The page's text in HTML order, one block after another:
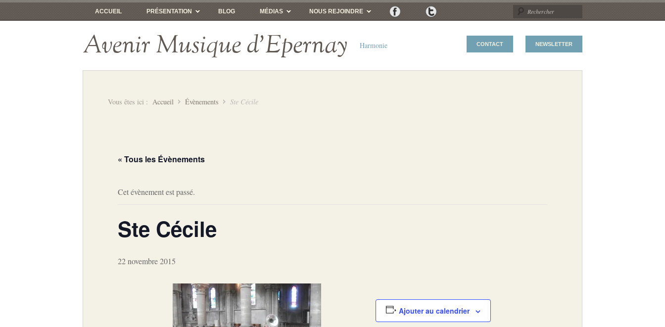
ACCUEIL PRÉSENTATION BLOG MÉDIAS NOUS REJOINDRE
Avenir Musique d'Epernay Harmonie CONTACT NEWSLETTER
Vous êtes ici : Accueil Évènements Ste Cécile
« Tous les Évènements
Cet évènement est passé.
Ste Cécile
22 novembre 2015
Ajouter au calendrier